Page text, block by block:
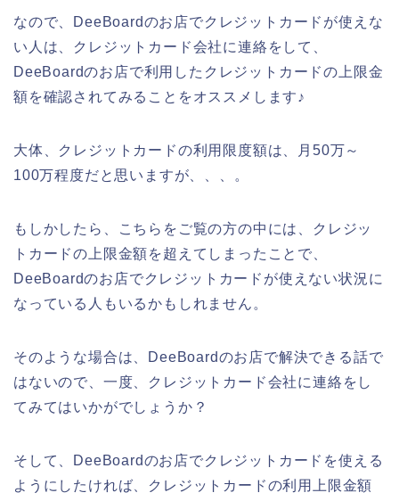
なので、DeeBoardのお店でクレジットカードが使えな
い人は、クレジットカード会社に連絡をして、
DeeBoardのお店で利用したクレジットカードの上限金
額を確認されてみることをオススメします♪
大体、クレジットカードの利用限度額は、月50万～
100万程度だと思いますが、、、。
もしかしたら、こちらをご覧の方の中には、クレジッ
トカードの上限金額を超えてしまったことで、
DeeBoardのお店でクレジットカードが使えない状況に
なっている人もいるかもしれません。
そのような場合は、DeeBoardのお店で解決できる話で
はないので、一度、クレジットカード会社に連絡をし
てみてはいかがでしょうか？
そして、DeeBoardのお店でクレジットカードを使える
ようにしたければ、クレジットカードの利用上限金額